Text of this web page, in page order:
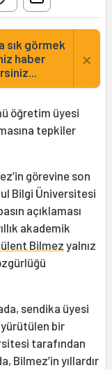
sık görmek
haber
×
öğretim üyesi
tepkiler
görevine son
Bilgi Üniversitesi
açıklaması
akademik
Bilmez yalnız
sendika üyesi
yürütülen bir
tarafından
Bilmez’in yıllardır